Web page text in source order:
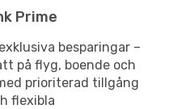
Prime
besparingar –
på flyg, boende och
prioriterad tillgång
flexibla